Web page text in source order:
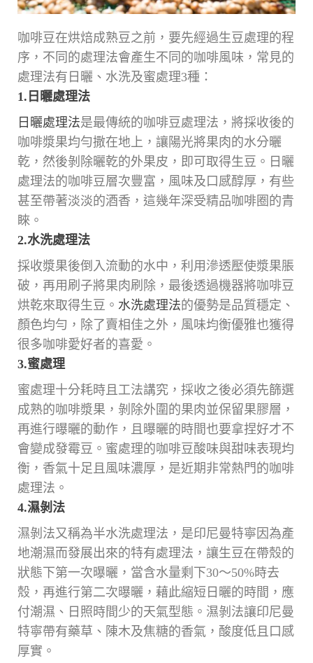
咖啡豆在烘焙成熟豆之前，要先經過生豆處理的程
序，不同的處理法會產生不同的咖啡風味，常見的
處理法有日曬、水洗及蜜處理3種：
1.日曬處理法
日曬處理法是最傳統的咖啡豆處理法，將採收後的
咖啡漿果均勻撒在地上，讓陽光將果肉的水分曬
乾，然後剝除曬乾的外果皮，即可取得生豆。日曬
處理法的咖啡豆層次豐富，風味及口感醇厚，有些
甚至帶著淡淡的酒香，這幾年深受精品咖啡圈的青
睞。
2.水洗處理法
採收漿果後倒入流動的水中，利用滲透壓使漿果脹
破，再用刷子將果肉刷除，最後透過機器將咖啡豆
烘乾來取得生豆。 水洗處理法的優勢是品質穩定、
顏色均勻，除了賣相佳之外，風味均衡優雅也獲得
很多咖啡愛好者的喜愛。
3.蜜處理
蜜處理十分耗時且工法講究，採收之後必須先篩選
成熟的咖啡漿果，剝除外圍的果肉並保留果膠層，
再進行曝曬的動作，且曝曬的時間也要拿捏好才不
會變成發霉豆。蜜處理的咖啡豆酸味與甜味表現均
衡，香氣十足且風味濃厚，是近期非常熱門的咖啡
處理法。
4.濕剝法
濕剝法又稱為半水洗處理法，是印尼曼特寧因為產
地潮濕而發展出來的特有處理法，讓生豆在帶殼的
狀態下第一次曝曬，當含水量剩下30～50%時去
殼，再進行第二次曝曬，藉此縮短日曬的時間，應
付潮濕、日照時間少的天氣型態。濕剝法讓印尼曼
特寧帶有藥草、陳木及焦糖的香氣，酸度低且口感
厚實。